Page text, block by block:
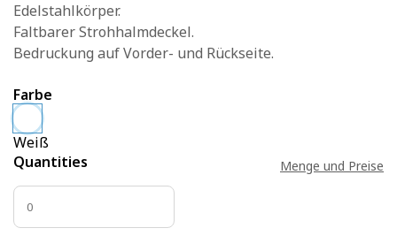
Edelstahlkörper.
Faltbarer Strohhalmdeckel.
Bedruckung auf Vorder- und Rückseite.
Farbe
Weiß
Quantities
Menge und Preise